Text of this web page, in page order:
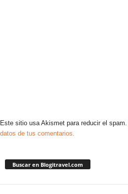
Este sitio usa Akismet para reducir el spam.
datos de tus comentarios.
Buscar en Blogitravel.com